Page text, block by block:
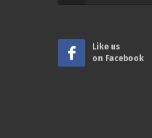
Like us
on Facebook